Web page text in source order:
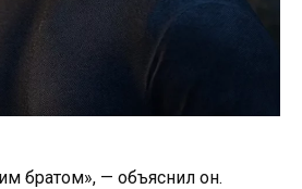
братом», — объяснил он.